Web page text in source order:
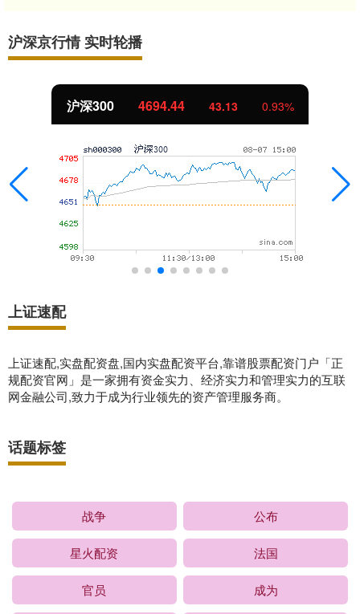
沪深京行情 实时轮播
沪深300 4694.44 43.13 0.93%
上证速配
上证速配,实盘配资盘,国内实盘配资平台,靠谱股票配资门户「正
规配资官网」是一家拥有资金实力、经济实力和管理实力的互联
网金融公司,致力于成为行业领先的资产管理服务商。
话题标签
战争 公布
星火配资 法国
官员 成为